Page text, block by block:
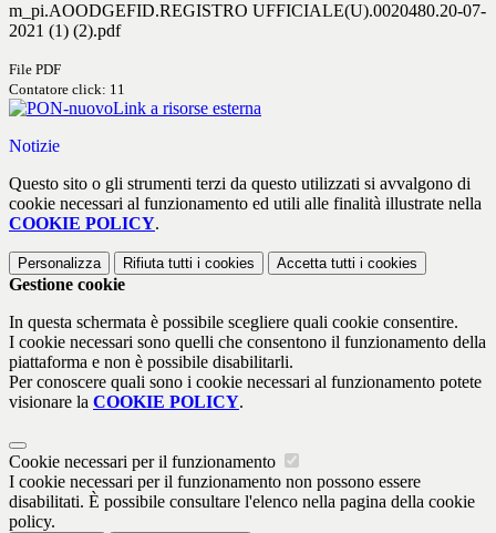
m_pi.AOODGEFID.REGISTRO UFFICIALE(U).0020480.20-07-
2021 (1) (2).pdf
File PDF
Contatore click: 11
Link a risorse esterna
Notizie
Questo sito o gli strumenti terzi da questo utilizzati si avvalgono di
cookie necessari al funzionamento ed utili alle finalità illustrate nella
COOKIE POLICY.
Personalizza Rifiuta tutti i cookies Accetta tutti i cookies
Gestione cookie
In questa schermata è possibile scegliere quali cookie consentire.
I cookie necessari sono quelli che consentono il funzionamento della
piattaforma e non è possibile disabilitarli.
Per conoscere quali sono i cookie necessari al funzionamento potete
visionare la COOKIE POLICY.
Cookie necessari per il funzionamento
I cookie necessari per il funzionamento non possono essere
disabilitati. È possibile consultare l'elenco nella pagina della cookie
policy.